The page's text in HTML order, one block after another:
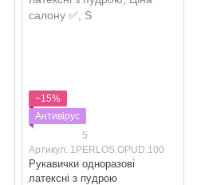
−15%
Антивірус
5
Артикул: 1PERLOS.OPUD.100
Рукавички одноразові
латексні з пудрою